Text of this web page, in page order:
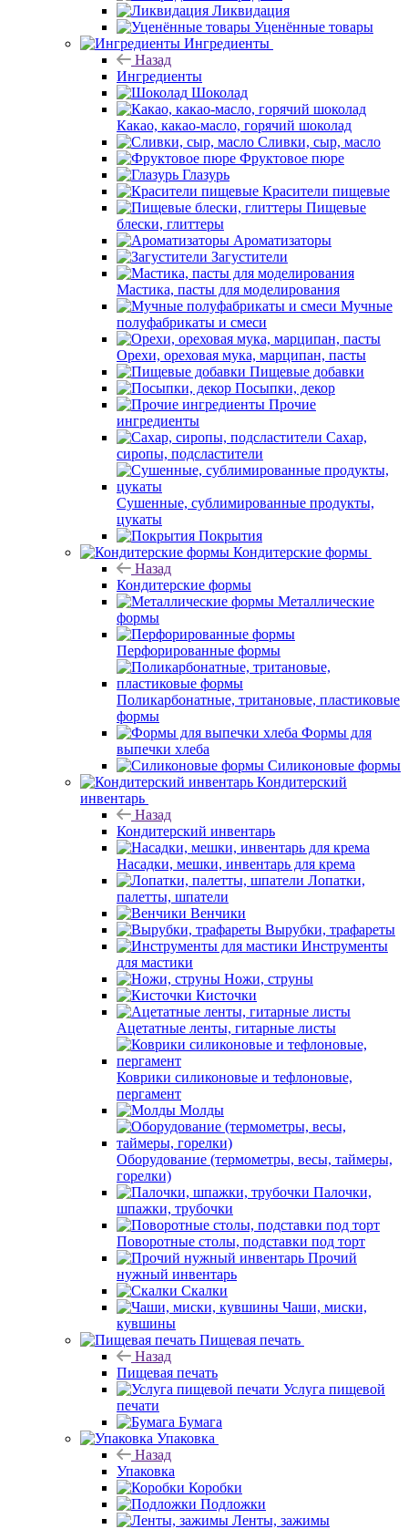
Ликвидация
Уценённые товары
Ингредиенты
Назад
Ингредиенты
Шоколад
Какао, какао-масло, горячий шоколад
Сливки, сыр, масло
Фруктовое пюре
Глазурь
Красители пищевые
Пищевые
блески, глиттеры
Ароматизаторы
Загустители
Мастика, пасты для моделирования
Мучные
полуфабрикаты и смеси
Орехи, ореховая мука, марципан, пасты
Пищевые добавки
Посыпки, декор
Прочие
ингредиенты
Сахар,
сиропы, подсластители
Сушенные, сублимированные продукты,
цукаты
Покрытия
Кондитерские формы
Назад
Кондитерские формы
Металлические
формы
Перфорированные формы
Поликарбонатные, тритановые, пластиковые
формы
Формы для
выпечки хлеба
Силиконовые формы
Кондитерский
инвентарь
Назад
Кондитерский инвентарь
Насадки, мешки, инвентарь для крема
Лопатки,
палетты, шпатели
Венчики
Вырубки, трафареты
Инструменты
для мастики
Ножи, струны
Кисточки
Ацетатные ленты, гитарные листы
Коврики силиконовые и тефлоновые,
пергамент
Молды
Оборудование (термометры, весы, таймеры,
горелки)
Палочки,
шпажки, трубочки
Поворотные столы, подставки под торт
Прочий
нужный инвентарь
Скалки
Чаши, миски,
кувшины
Пищевая печать
Назад
Пищевая печать
Услуга пищевой
печати
Бумага
Упаковка
Назад
Упаковка
Коробки
Подложки
Ленты, зажимы